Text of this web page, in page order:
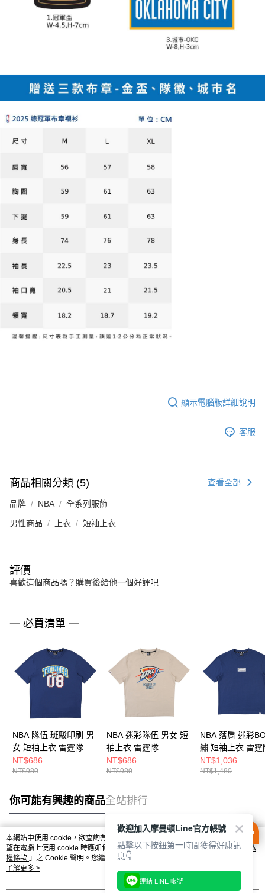
顯示電腦版詳細說明
客服
商品相關分類 (5) 查看全部
品牌 NBA 全系列服飾
男性商品 上衣 短袖上衣
評價
喜歡這個商品嗎？購買後給他一個好評吧
一 必買清單 一
NBA 隊伍 斑駁印刷 男
女 短袖上衣 雷霆隊
3625104482
NT$686
NT$980
NBA 迷彩隊伍 男女 短
袖上衣 雷霆隊
3625103431
NT$686
NT$980
NBA 落肩 迷彩
繡 短袖上衣 雷霆
3625101782
NT$1,036
NT$1,480
你可能有興趣的商品全站排行
熱門標籤
本網站中使用 cookie，欲查詢有關本網站使用 cookie 方式之詳情，及若您不希
望在電腦上使用 cookie 時應如何變更電腦的 cookie 設定，請參閱本網站「
隱私
權條款 」之 Cookie 聲明。您繼續使用本網站即表示您同意本公司得按本網站使
用條款之 Cookie 聲明使用 cookie。
了解更多 >
歡迎加入摩曼頓Line官方帳號
點擊以下按鈕第一時間獲得好康訊
息👇
連結 LINE 帳號